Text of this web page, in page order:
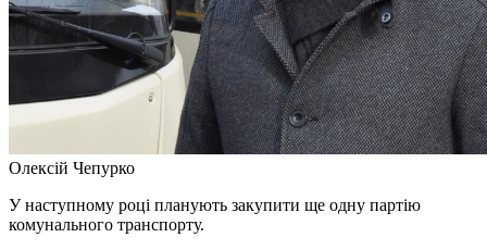
Олексій Чепурко
У наступному році планують закупити ще одну партію
комунального транспорту.